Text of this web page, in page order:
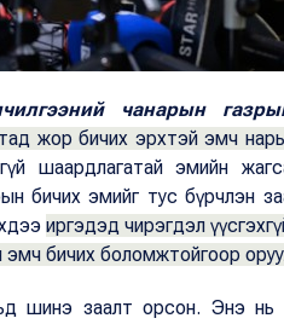
чанарын
жор бичих эрхтэй эмч
шаардлагатай эмийн
бичих эмийг тус бүрчлэн
иргэдэд чирэгдэл
эмч бичих боломжтойгоор
шинэ заалт орсон. Энэ нь